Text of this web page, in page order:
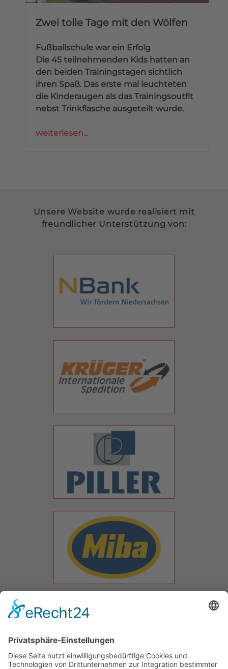
Zwei tolle Tage mit den Wölfen
Fußballschule war ein Erfolg
Die 45 teilnehmenden Kids hatten an
den beiden Trainingstagen sichtlich
ihren Spaß. Das erste mal leuchteten
die Kinderaugen als das Trainingsoutfit
nebst Trinkflasche ausgeteilt wurde.
weiterlesen...
Unsere Website wurde realisiert mit
freundlicher Unterstützung von: